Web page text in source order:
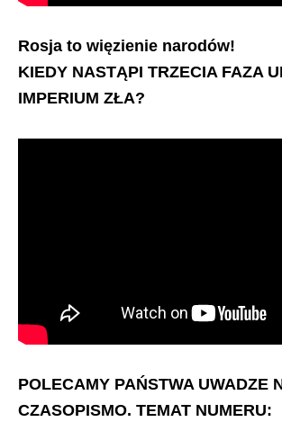
Rosja to więzienie narodów!
KIEDY NASTĄPI TRZECIA FAZA
IMPERIUM ZŁA?
POLECAMY PAŃSTWA UWADZE
CZASOPISMO. TEMAT NUMERU: